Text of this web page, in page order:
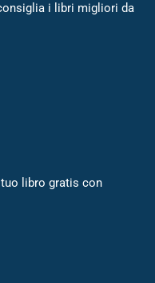
i libri migliori da
libro gratis con